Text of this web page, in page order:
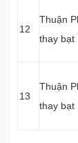
12
Thuận
thay bạt
13
Thuận
thay bạt